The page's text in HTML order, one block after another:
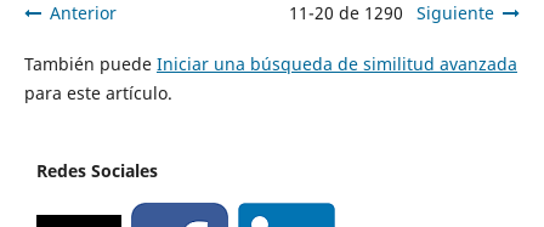
Anterior 11-20 de 1290 Siguiente
También puede Iniciar una búsqueda de similitud avanzada
para este artículo.
Redes Sociales